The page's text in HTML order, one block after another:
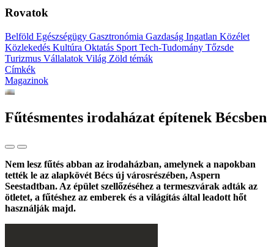
Rovatok
Belföld Egészségügy Gasztronómia Gazdaság Ingatlan Közélet
Közlekedés Kultúra Oktatás Sport Tech-Tudomány Tőzsde
Turizmus Vállalatok Világ Zöld témák
Címkék
Magazinok
Fűtésmentes irodaházat építenek Bécsben
Nem lesz fűtés abban az irodaházban, amelynek a napokban
tették le az alapkövét Bécs új városrészében, Aspern
Seestadtban. Az épület szellőzéséhez a termeszvárak adták az
ötletet, a fűtéshez az emberek és a világítás által leadott hőt
használják majd.